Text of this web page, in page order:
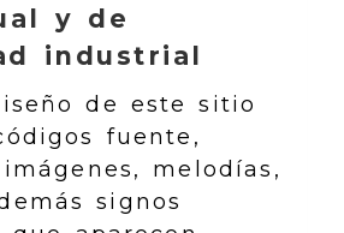
y de
industrial
de este sitio
fuente,
melodías,
signos